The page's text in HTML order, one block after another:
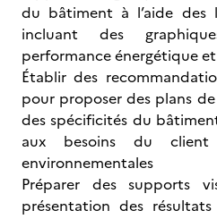
du bâtiment à l’aide des
incluant des
performance énergétique
Établir des
pour proposer des plans
des spécificités du
aux besoins du
environnementales
Préparer des supports
présentation des